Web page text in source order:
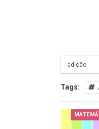
Tags: